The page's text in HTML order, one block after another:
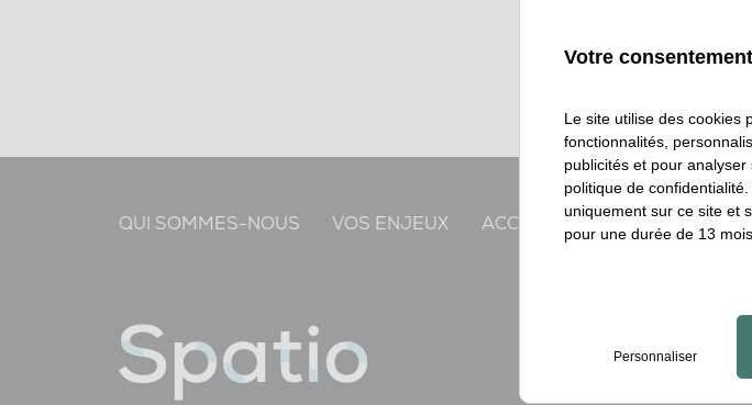
QUI SOMMES-NOUS VOS ENJEUX ACCOMPAGNEMENT CLÉ EN
Votre consentement
Le site utilise des cookies
fonctionnalités,
publicités et pour
politique de confidentialité
uniquement sur ce site et
pour une durée de 13 mois.
Personnaliser